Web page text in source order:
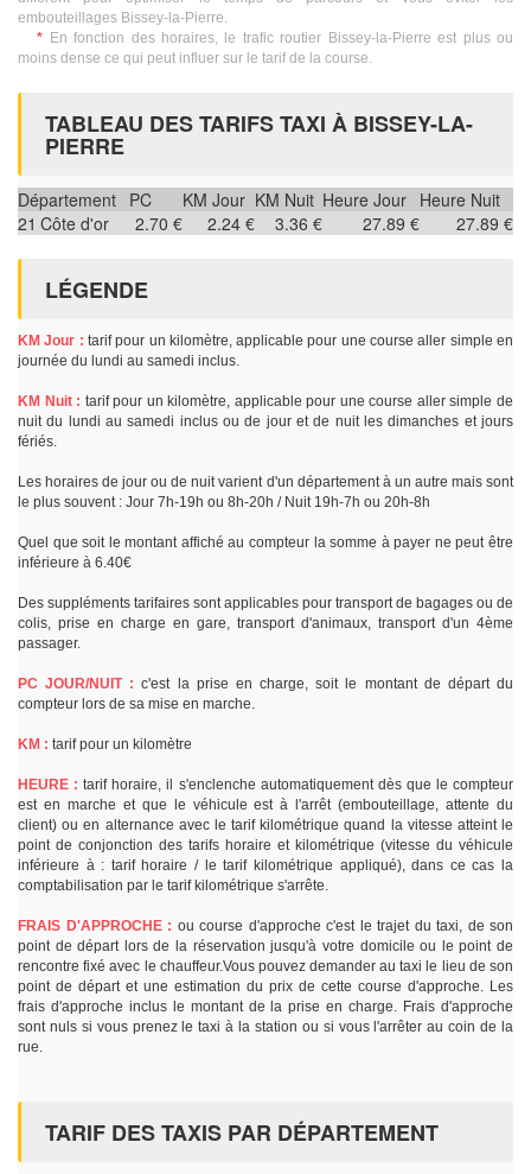
embouteillages Bissey-la-Pierre.
* En fonction des horaires, le trafic routier Bissey-la-Pierre est plus ou
moins dense ce qui peut influer sur le tarif de la course.
TABLEAU DES TARIFS TAXI À BISSEY-LA-
PIERRE
Département PC KM Jour KM Nuit Heure Jour Heure Nuit
21 Côte d'or 2.70 € 2.24 € 3.36 € 27.89 € 27.89 €
LÉGENDE
KM Jour : tarif pour un kilomètre, applicable pour une course aller simple en
journée du lundi au samedi inclus.
KM Nuit : tarif pour un kilomètre, applicable pour une course aller simple de
nuit du lundi au samedi inclus ou de jour et de nuit les dimanches et jours
fériés.
Les horaires de jour ou de nuit varient d'un département à un autre mais sont
le plus souvent : Jour 7h-19h ou 8h-20h / Nuit 19h-7h ou 20h-8h
Quel que soit le montant affiché au compteur la somme à payer ne peut être
inférieure à 6.40€
Des suppléments tarifaires sont applicables pour transport de bagages ou de
colis, prise en charge en gare, transport d'animaux, transport d'un 4ème
passager.
PC JOUR/NUIT : c'est la prise en charge, soit le montant de départ du
compteur lors de sa mise en marche.
KM : tarif pour un kilomètre
HEURE : tarif horaire, il s'enclenche automatiquement dès que le compteur
est en marche et que le véhicule est à l'arrêt (embouteillage, attente du
client) ou en alternance avec le tarif kilométrique quand la vitesse atteint le
point de conjonction des tarifs horaire et kilométrique (vitesse du véhicule
inférieure à : tarif horaire / le tarif kilométrique appliqué), dans ce cas la
comptabilisation par le tarif kilométrique s'arrête.
FRAIS D'APPROCHE : ou course d'approche c'est le trajet du taxi, de son
point de départ lors de la réservation jusqu'à votre domicile ou le point de
rencontre fixé avec le chauffeur.Vous pouvez demander au taxi le lieu de son
point de départ et une estimation du prix de cette course d'approche. Les
frais d'approche inclus le montant de la prise en charge. Frais d'approche
sont nuls si vous prenez le taxi à la station ou si vous l'arrêter au coin de la
rue.
TARIF DES TAXIS PAR DÉPARTEMENT